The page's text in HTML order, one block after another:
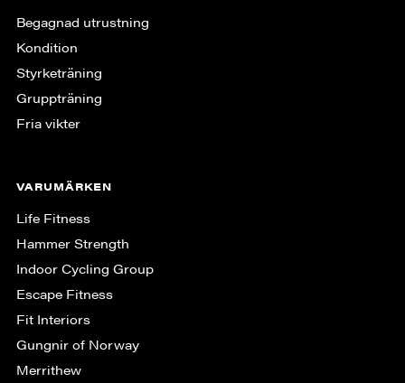
Begagnad utrustning
Kondition
Styrketräning
Gruppträning
Fria vikter
VARUMÄRKEN
Life Fitness
Hammer Strength
Indoor Cycling Group
Escape Fitness
Fit Interiors
Gungnir of Norway
Merrithew